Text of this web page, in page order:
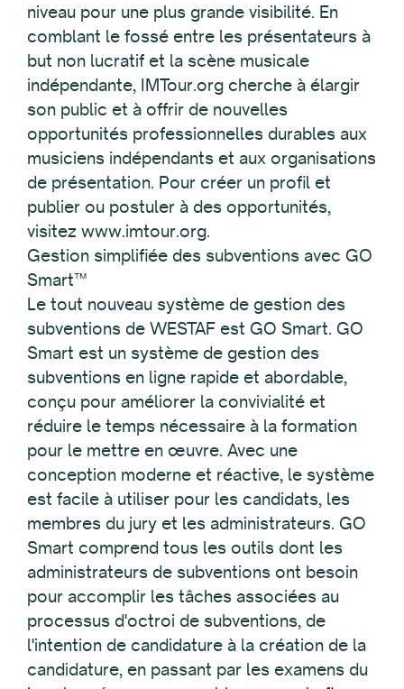
niveau pour une plus grande visibilité. En
comblant le fossé entre les présentateurs à
but non lucratif et la scène musicale
indépendante, IMTour.org cherche à élargir
son public et à offrir de nouvelles
opportunités professionnelles durables aux
musiciens indépendants et aux organisations
de présentation. Pour créer un profil et
publier ou postuler à des opportunités,
visitez www.imtour.org.
Gestion simplifiée des subventions avec GO
Smart™
Le tout nouveau système de gestion des
subventions de WESTAF est GO Smart. GO
Smart est un système de gestion des
subventions en ligne rapide et abordable,
conçu pour améliorer la convivialité et
réduire le temps nécessaire à la formation
pour le mettre en œuvre. Avec une
conception moderne et réactive, le système
est facile à utiliser pour les candidats, les
membres du jury et les administrateurs. GO
Smart comprend tous les outils dont les
administrateurs de subventions ont besoin
pour accomplir les tâches associées au
processus d'octroi de subventions, de
l'intention de candidature à la création de la
candidature, en passant par les examens du